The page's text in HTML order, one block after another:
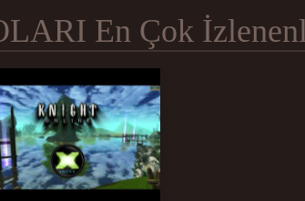
En Çok